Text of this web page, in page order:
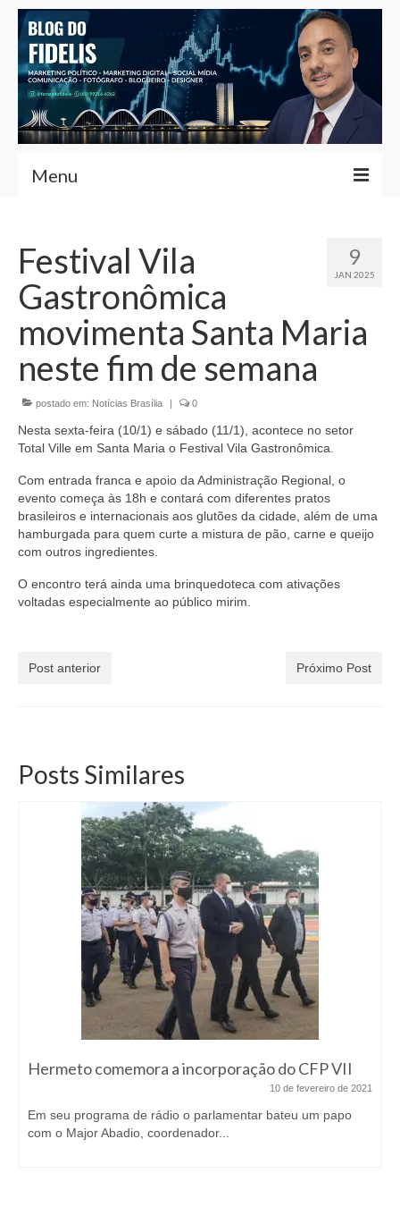
Menu
Fernando Fidelis
Café com Fidelis
Notícias Brasília
Contato
Currículo
9
JAN 2025
Festival Vila
Gastronômica
movimenta Santa Maria
neste fim de semana
postado em: Notícias Brasília | 0
Nesta sexta-feira (10/1) e sábado (11/1), acontece no setor
Total Ville em Santa Maria o Festival Vila Gastronômica.
Com entrada franca e apoio da Administração Regional, o
evento começa às 18h e contará com diferentes pratos
brasileiros e internacionais aos glutões da cidade, além de uma
hamburgada para quem curte a mistura de pão, carne e queijo
com outros ingredientes.
O encontro terá ainda uma brinquedoteca com ativações
voltadas especialmente ao público mirim.
Post anterior Próximo Post
Posts Similares
Hermeto comemora a incorporação do CFP VII
10 de fevereiro de 2021
Em seu programa de rádio o parlamentar bateu um papo
com o Major Abadio, coordenador...